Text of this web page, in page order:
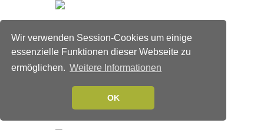
Wir verwenden Session-Cookies um einige
essenzielle Funktionen dieser Webseite zu
ermöglichen. Weitere Informationen
OK